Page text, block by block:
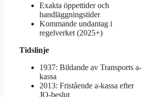
Exakta öppettider och
handläggningstider
Kommande undantag i
regelverket (2025+)
Tidslinje
1937: Bildande av Transports a-
kassa
2013: Fristående a-kassa efter
JO-beslut